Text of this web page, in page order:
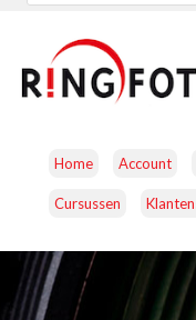
Home Account
Cursussen
CAMERA’S